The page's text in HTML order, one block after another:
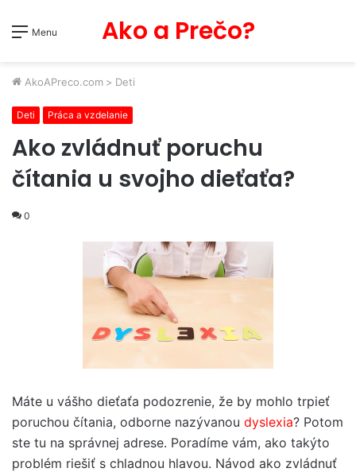
Menu Ako a Prečo?
AkoAPreco.com > Deti
Deti Práca a vzdelanie
Ako zvládnuť poruchu
čítania u svojho dieťaťa?
0
Máte u vášho dieťaťa podozrenie, že by mohlo trpieť
poruchou čítania, odborne nazývanou dyslexia? Potom
ste tu na správnej adrese. Poradíme vám, ako takýto
problém riešiť s chladnou hlavou. Návod ako zvládnuť